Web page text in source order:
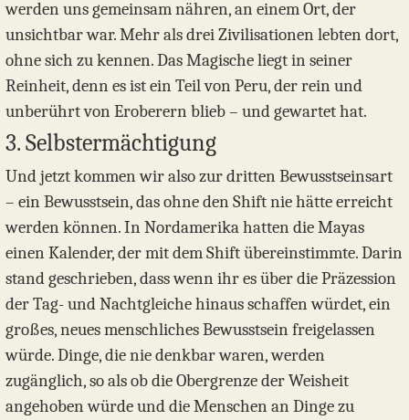
werden uns gemeinsam nähren, an einem Ort, der
unsichtbar war. Mehr als drei Zivilisationen lebten dort,
ohne sich zu kennen. Das Magische liegt in seiner
Reinheit, denn es ist ein Teil von Peru, der rein und
unberührt von Eroberern blieb – und gewartet hat.
3. Selbstermächtigung
Und jetzt kommen wir also zur dritten Bewusstseinsart
– ein Bewusstsein, das ohne den Shift nie hätte erreicht
werden können. In Nordamerika hatten die Mayas
einen Kalender, der mit dem Shift übereinstimmte. Darin
stand geschrieben, dass wenn ihr es über die Präzession
der Tag- und Nachtgleiche hinaus schaffen würdet, ein
großes, neues menschliches Bewusstsein freigelassen
würde. Dinge, die nie denkbar waren, werden
zugänglich, so als ob die Obergrenze der Weisheit
angehoben würde und die Menschen an Dinge zu